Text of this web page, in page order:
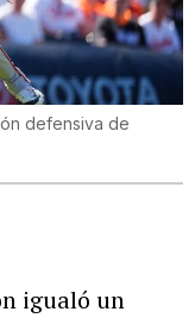
defensiva de
igualó un